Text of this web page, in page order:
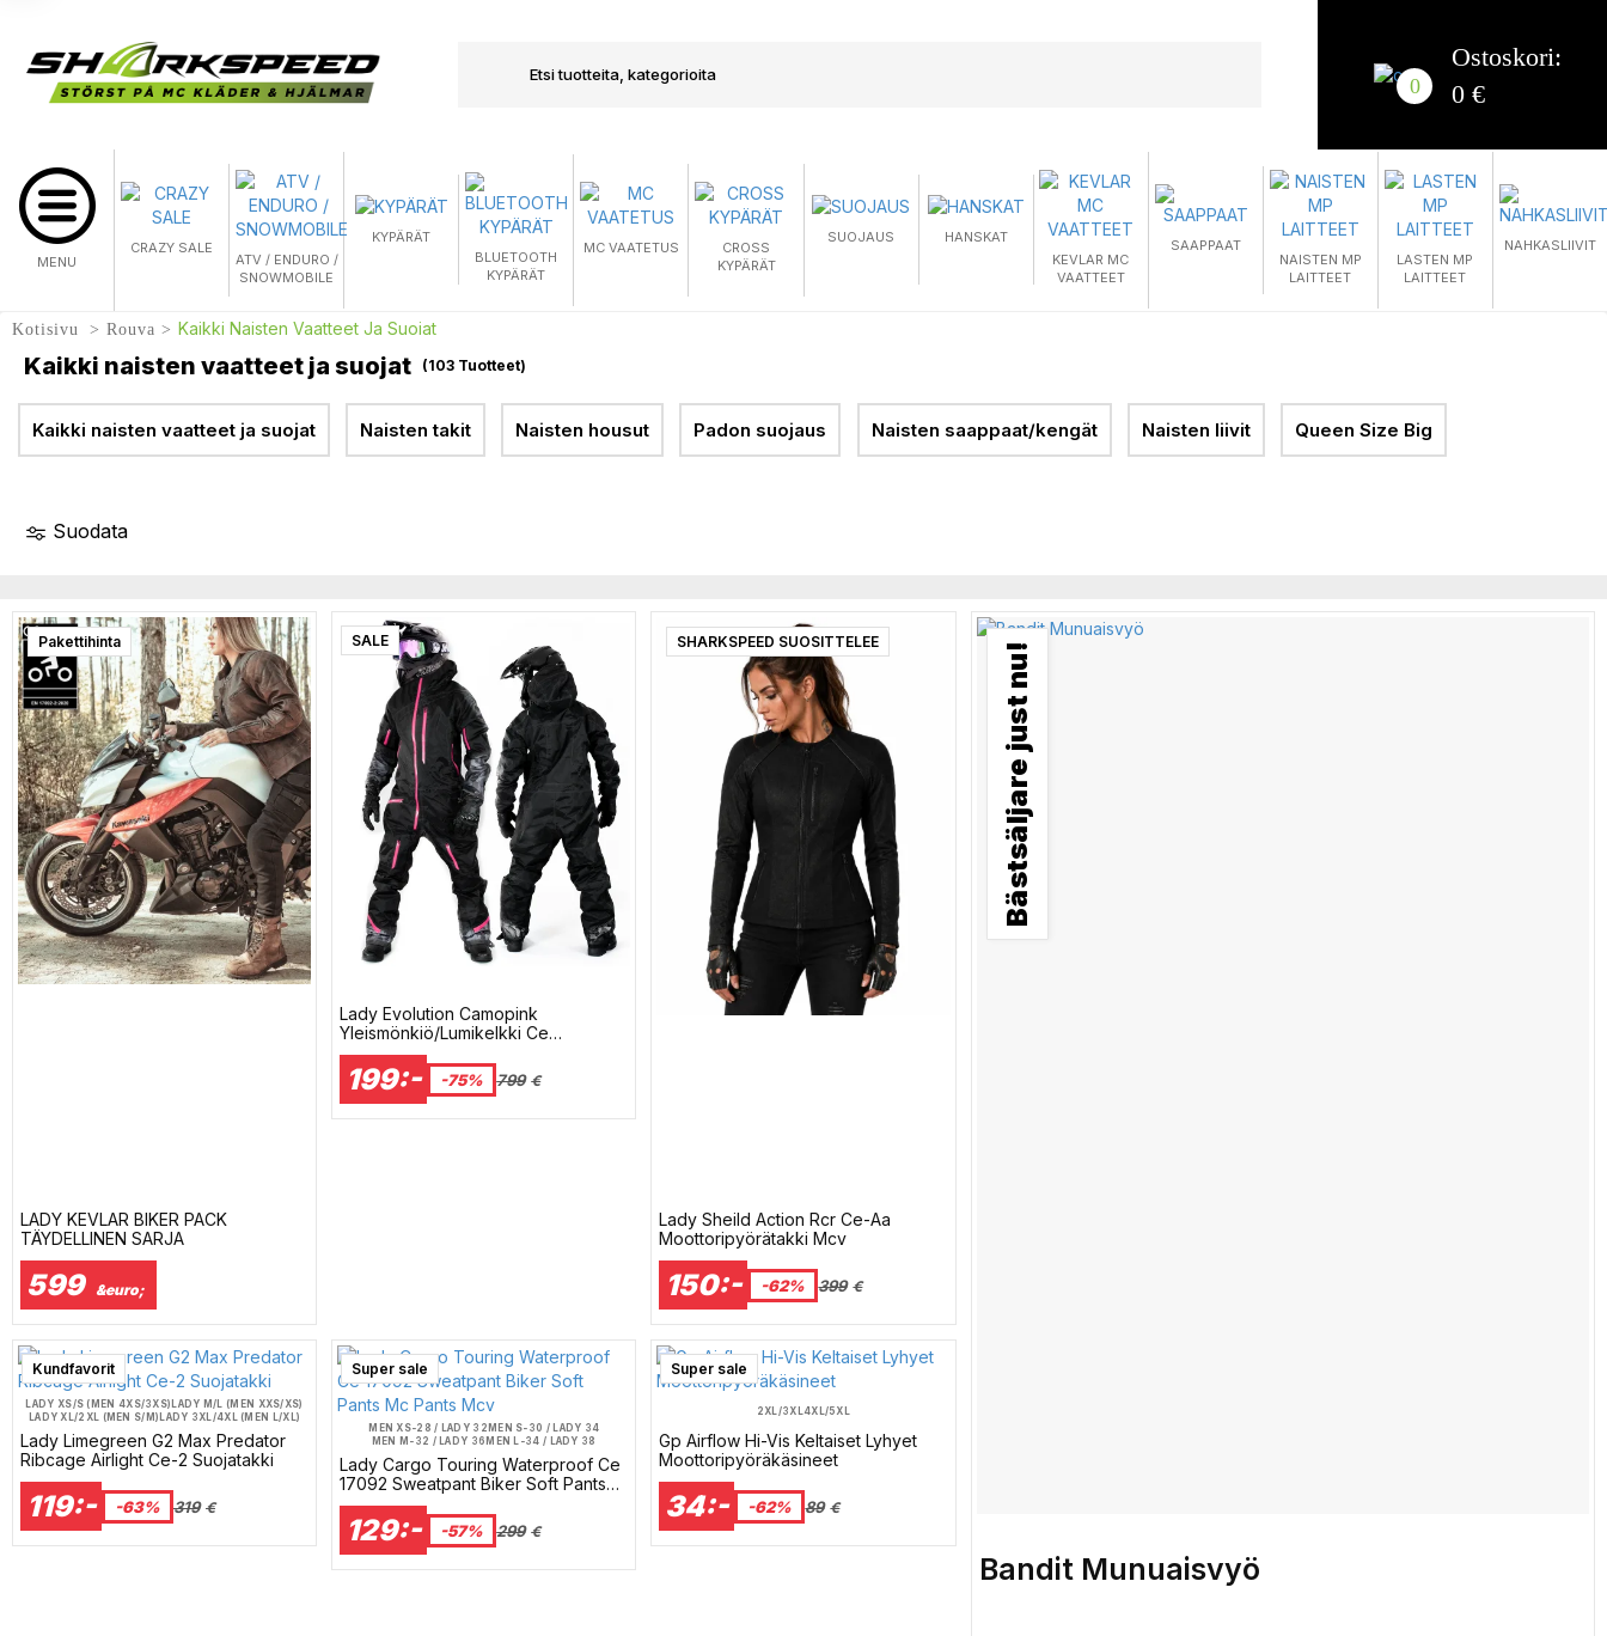
0
Ostoskori:
0 €
MENU
CRAZY SALE
ATV / ENDURO /
SNOWMOBILE
KYPÄRÄT
BLUETOOTH
KYPÄRÄT
MC VAATETUS
CROSS
KYPÄRÄT
SUOJAUS
HANSKAT
KEVLAR MC
VAATTEET
SAAPPAAT
NAISTEN MP
LAITTEET
LASTEN MP
LAITTEET
NAHKASLIIVIT
Kotisivu Rouva Kaikki Naisten Vaatteet Ja Suojat
Kaikki naisten vaatteet ja suojat (103 Tuotteet)
Kaikki naisten vaatteet ja suojat Naisten takit Naisten housut Padon suojaus Naisten saappaat/kengät Naisten liivit Queen Size Big
Suodata
Pakettihinta
LADY KEVLAR BIKER PACK
TÄYDELLINEN SARJA
599 &euro;
SALE
Lady Evolution Camopink
Yleismönkiö/Lumikelkki Ce
Jokaskään Vaihto Lec 9870
199:- -75% 799 €
SHARKSPEED SUOSITTELEE
Lady Sheild Action Rcr Ce-Aa
Moottoripyörätakki Mcv
150:- -62% 399 €
Bästsäljare just nu!
Bandit Munuaisvyö
Kundfavorit
LADY XS/S (MEN 4XS/3XS) LADY M/L (MEN XXS/XS)
LADY XL/2XL (MEN S/M) LADY 3XL/4XL (MEN L/XL)
LADY 7XL/8XL (MEN 4XL/5XL)
LADY 9XL/10XL (MEN 6XL/7XL)
Lady Limegreen G2 Max Predator
Ribcage Airlight Ce-2 Suojatakki
119:- -63% 319 €
Super sale
MEN XS-28 / LADY 32 MEN S-30 / LADY 34
MEN M-32 / LADY 36 MEN L-34 / LADY 38
MEN 3XL-40 / LADY 44MEN 4XL-42 / LADY 46
Lady Cargo Touring Waterproof Ce
17092 Sweatpant Biker Soft Pants
Mc Pants Mcv
129:- -57% 299 €
Super sale
2XL/3XL 4XL/5XL
Gp Airflow Hi-Vis Keltaiset Lyhyet
Moottoripyöräkäsineet
34:- -62% 89 €